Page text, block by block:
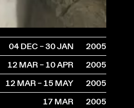
04 DEC – 30 JAN
2005
12 MAR – 10 APR
2005
12 MAR – 15 MAY
2005
17 MAR
2005